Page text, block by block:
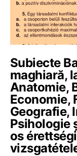
Subiecte
maghiară,
Anatomie,
Economie,
Geografie,
Psihologie
os